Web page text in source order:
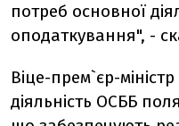
потреб основної
оподаткування", -
Віце-прем`єр-
діяльність ОСББ